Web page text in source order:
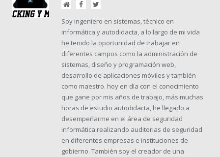
SitioFacebookTwitter
Soy ingeniero en sistemas, técnico en
informática y autodidacta, a lo largo de mi vida
he tenido la oportunidad de trabajar en
diferentes campos como la administración de
sistemas, diseño y programación web,
desarrollo de aplicaciones móviles y también
como maestro. hoy en día con el conocimiento
que gane por mis años de trabajo, más muchas
horas de estudio autodidacta, he llegado a
desempeñarme en el área de seguridad
informática realizando auditorias de seguridad
en diferentes empresas e instituciones de
gobierno. También soy el creador de una